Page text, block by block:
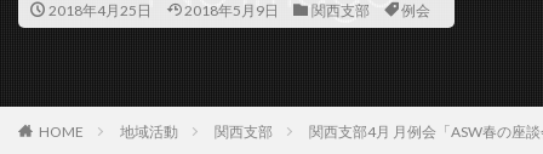
2018年4月25日 2018年5月9日 関西支部 例会
HOME 地域活動 関西支部 関西支部4月 月例会「ASW春の座